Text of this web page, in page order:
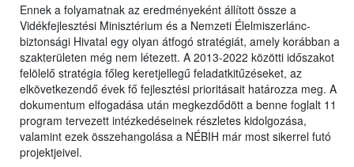
Ennek a folyamatnak az eredményeként állított össze a
Vidékfejlesztési Minisztérium és a Nemzeti Élelmiszerlánc-
biztonsági Hivatal egy olyan átfogó stratégiát, amely korábban a
szakterületen még nem létezett. A 2013-2022 közötti időszakot
felölelő stratégia főleg keretjellegű feladatkitűzéseket, az
elkövetkezendő évek fő fejlesztési prioritásait határozza meg. A
dokumentum elfogadása után megkezdődött a benne foglalt 11
program tervezett intézkedéseinek részletes kidolgozása,
valamint ezek összehangolása a NÉBIH már most sikerrel futó
projektjeivel.